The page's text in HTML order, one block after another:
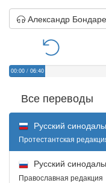
Александр
00:00 / 06:40
Все переводы
Русский
Протестантская
Русский
Православная редакция